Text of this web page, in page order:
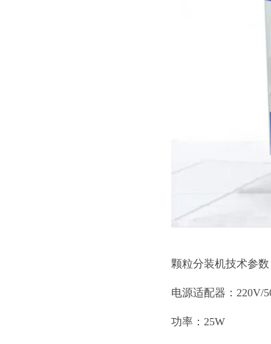
颗粒分装机技术参
电源适配器：220V/
功率：25W